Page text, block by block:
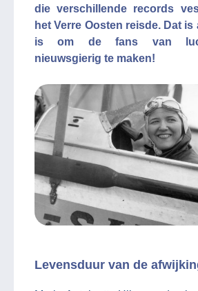
die verschillende records
het Verre Oosten reisde. Dat
is om de fans van
nieuwsgierig te maken!
Levensduur van de